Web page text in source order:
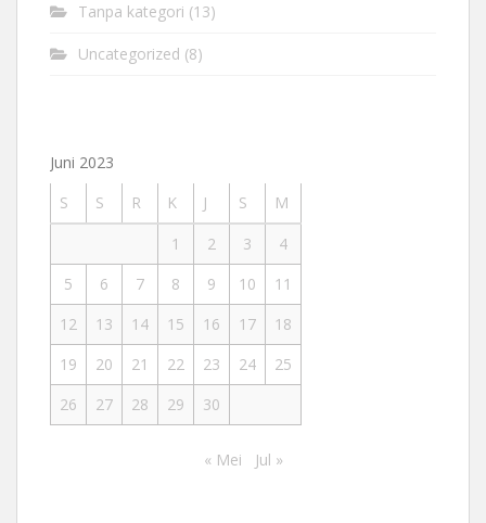
Tanpa kategori (13)
Uncategorized (8)
Juni 2023
S
S R K J S
M
1
2 3
4
5
6 7 8 9 10
11
12
13 14 15 16 17
18
19
20 21 22 23 24
25
26
27 28 29 30
« Mei Jul »